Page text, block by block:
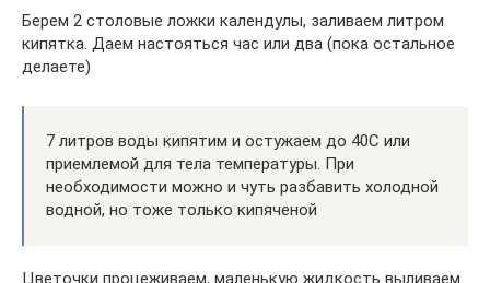
Берем 2 столовые ложки календулы, заливаем литром
кипятка. Даем настояться час или два (пока остальное
делаете)
7 литров воды кипятим и остужаем до 40С или
приемлемой для тела температуры. При
необходимости можно и чуть разбавить холодной
водной, но тоже только кипяченой
Цветочки процеживаем, маленькую жидкость выливаем